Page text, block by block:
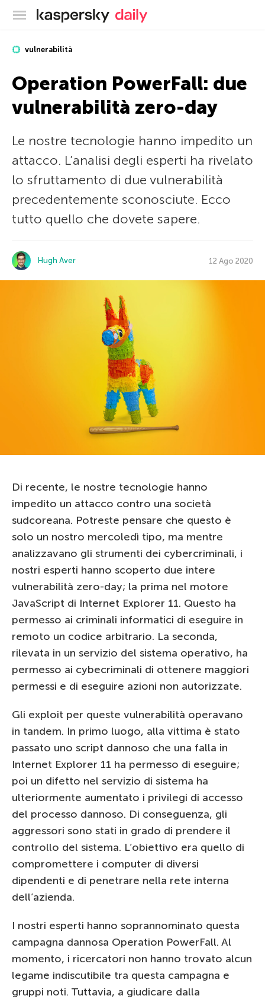
Blog ufficiale di Kaspersky
vulnerabilità
Operation PowerFall: due
vulnerabilità zero-day
Le nostre tecnologie hanno impedito un
attacco. L’analisi degli esperti ha rivelato
lo sfruttamento di due vulnerabilità
precedentemente sconosciute. Ecco
tutto quello che dovete sapere.
Hugh Aver 12 Ago 2020
Di recente, le nostre tecnologie hanno
impedito un attacco contro una società
sudcoreana. Potreste pensare che questo è
solo un nostro mercoledì tipo, ma mentre
analizzavano gli strumenti dei cybercriminali, i
nostri esperti hanno scoperto due intere
vulnerabilità zero-day; la prima nel motore
JavaScript di Internet Explorer 11. Questo ha
permesso ai criminali informatici di eseguire in
remoto un codice arbitrario. La seconda,
rilevata in un servizio del sistema operativo, ha
permesso ai cybecriminali di ottenere maggiori
permessi e di eseguire azioni non autorizzate.
Gli exploit per queste vulnerabilità operavano
in tandem. In primo luogo, alla vittima è stato
passato uno script dannoso che una falla in
Internet Explorer 11 ha permesso di eseguire;
poi un difetto nel servizio di sistema ha
ulteriormente aumentato i privilegi di accesso
del processo dannoso. Di conseguenza, gli
aggressori sono stati in grado di prendere il
controllo del sistema. L’obiettivo era quello di
compromettere i computer di diversi
dipendenti e di penetrare nella rete interna
dell’azienda.
I nostri esperti hanno soprannominato questa
campagna dannosa Operation PowerFall. Al
momento, i ricercatori non hanno trovato alcun
legame indiscutibile tra questa campagna e
gruppi noti. Tuttavia, a giudicare dalla